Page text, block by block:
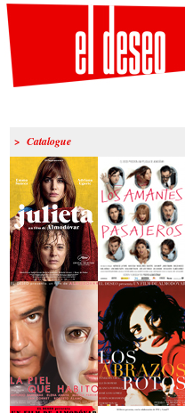
> Catalogue
>Julieta
>Los amantes
pasajeros